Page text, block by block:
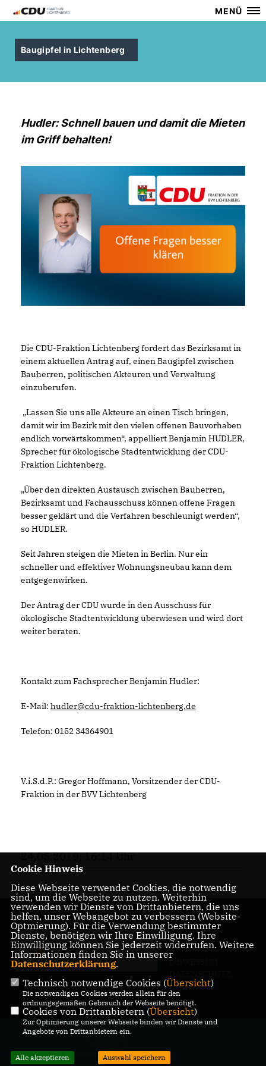
MENÜ
Baugipfel in Lichtenberg
Hudler: Schnell bauen und damit die Mieten
im Griff behalten!
Die CDU-Fraktion Lichtenberg fordert das Bezirksamt in
einem aktuellen Antrag auf, einen Baugipfel zwischen
Bauherren, politischen Akteuren und Verwaltung
einzuberufen.
Lassen Sie uns alle Akteure an einen Tisch bringen,
damit wir im Bezirk mit den vielen offenen Bauvorhaben
endlich vorwärtskommen“, appelliert Benjamin HUDLER,
Sprecher für ökologische Stadtentwicklung der CDU-
Fraktion Lichtenberg.
Über den direkten Austausch zwischen Bauherren,
Bezirksamt und Fachausschuss können offene Fragen
besser geklärt und die Verfahren beschleunigt werden“,
so HUDLER.
Seit Jahren steigen die Mieten in Berlin. Nur ein
schneller und effektiver Wohnungsneubau kann dem
entgegenwirken.
Der Antrag der CDU wurde in den Ausschuss für
ökologische Stadtentwicklung überwiesen und wird dort
weiter beraten.
Kontakt zum Fachsprecher Benjamin Hudler:
E-Mail: hudler@cdu-fraktion-lichtenberg.de
Telefon: 0152 34364901
V.i.S.d.P.: Gregor Hoffmann, Vorsitzender der CDU-
Fraktion in der BVV Lichtenberg
24.05.2019, 16:14 Uhr
KONTAKT
@2026 CDU-Fraktion in der BVV
Alle Rechte vorbehalten.
Cookie Hinweis
Diese Webseite verwendet Cookies, die notwendig
sind, um die Webseite zu nutzen. Weiterhin
verwenden wir Dienste von Drittanbietern, die uns
helfen, unser Webangebot zu verbessern (Website-
Optmierung). Für die Verwendung bestimmter
Dienste, benötigen wir Ihre Einwilligung. Ihre
Einwilligung können Sie jederzeit widerrufen. Weitere
Informationen finden Sie in unserer
Datenschutzerklärung.
Technisch notwendige Cookies (Übersicht)
Die notwendigen Cookies werden allein für den
ordnungsgemäßen Gebrauch der Webseite benötigt.
Cookies von Drittanbietern (Übersicht)
Zur Optimierung unserer Webseite binden wir Dienste und
Angebote von Drittanbietern ein.
Alle akzeptieren Auswahl speichern